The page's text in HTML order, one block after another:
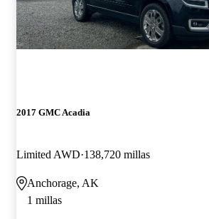
2017 GMC Acadia
Limited AWD 138,720 millas
Anchorage, AK
1 millas